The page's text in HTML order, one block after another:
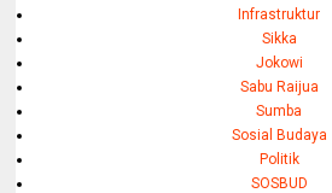
Infrastruktur
Sikka
Jokowi
Sabu Raijua
Sumba
Sosial Budaya
Politik
SOSBUD